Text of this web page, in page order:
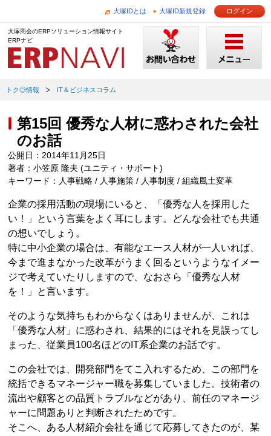
大塚IDとは 大塚ID新規登録 ログイン
大塚商会のERPソリューション情報サイト
ERPナビ
トク◎情報 IT＆ビジネスコラム
第15回 優秀な人材に惑わされた会社
のお話
公開日：2014年11月25日
著者：小笠原 隆夫 (ユニティ・サポート)
キーワード：人事戦略 / 人事施策 / 人事制度 / 組織風土変革
企業の採用活動の現場にいると、「優秀な人を採用した
い！」という言葉をよく耳にします。どんな会社でも共通
の想いでしょう。
特に中小企業の場合は、有能なエース人材が一人いれば、
今まで進まなかった改革がうまく回るというようなイメー
ジで考えていたりしますので、なおさら「優秀な人材
を！」と言います。
そのような気持ちもわからなくはありませんが、これは
「優秀な人材」に惑わされ、結果的にはそれを見誤ってし
まった、従業員100名ほどのIT系企業のお話です。
この会社では、開発部門をてこ入れするため、この部門を
統括できるマネージャー職を募集していました。技術者の
流出や顧客との品質トラブルなどがあり、前任のマネージ
ャーに問題ありと判断されたためです。
そこへ、ある人材紹介会社を通じて応募してきたのが、某